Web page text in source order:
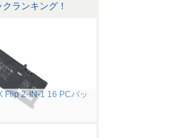
ランキング！
Flip 2-IN-1 16 PCバッ